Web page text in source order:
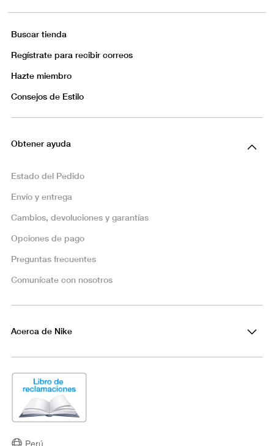
Buscar tienda
Regístrate para recibir correos
Hazte miembro
Consejos de Estilo
Obtener ayuda
Estado del Pedido
Envío y entrega
Cambios, devoluciones y garantías
Opciones de pago
Preguntas frecuentes
Comunícate con nosotros
Acerca de Nike